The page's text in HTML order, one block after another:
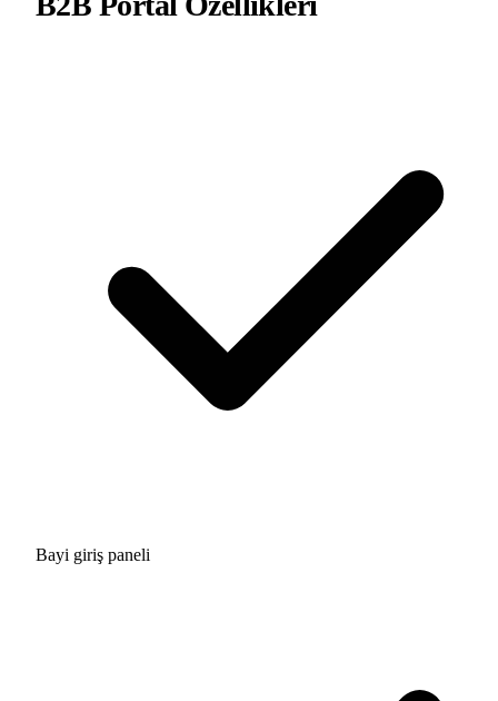
Bayi giriş paneli